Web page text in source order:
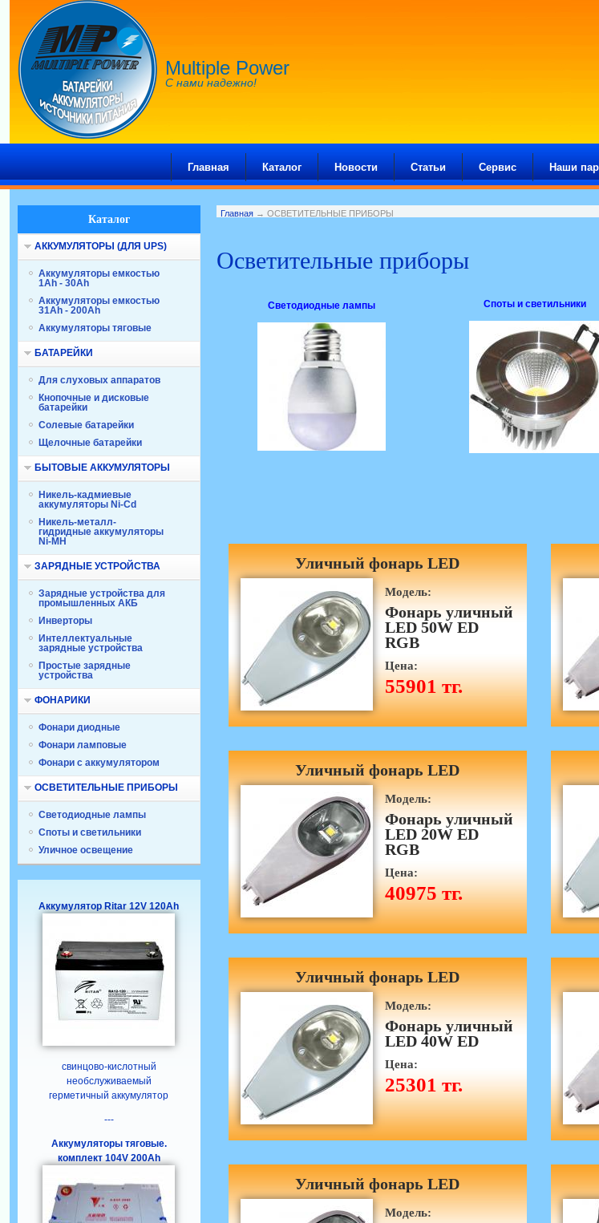
Multiple Power
С нами надежно!
Главная Каталог Новости Статьи Сервис Наши
Каталог
АККУМУЛЯТОРЫ (ДЛЯ UPS)
Аккумуляторы емкостью
1Ah - 30Ah
Аккумуляторы емкостью
31Ah - 200Ah
Аккумуляторы тяговые
БАТАРЕЙКИ
Для слуховых аппаратов
Кнопочные и дисковые
батарейки
Солевые батарейки
Щелочные батарейки
БЫТОВЫЕ АККУМУЛЯТОРЫ
Никель-кадмиевые
аккумуляторы Ni-Cd
Никель-металл-
гидридные аккумуляторы
Ni-MH
ЗАРЯДНЫЕ УСТРОЙСТВА
Зарядные устройства для
промышленных АКБ
Инверторы
Интеллектуальные
зарядные устройства
Простые зарядные
устройства
ФОНАРИКИ
Фонари диодные
Фонари ламповые
Фонари с аккумулятором
ОСВЕТИТЕЛЬНЫЕ ПРИБОРЫ
Светодиодные лампы
Споты и светильники
Уличное освещение
Аккумулятор Ritar 12V 120Ah
свинцово-кислотный
необслуживаемый
герметичный аккумулятор
---
Аккумуляторы тяговые.
комплект 104V 200Ah
Главная→ ОСВЕТИТЕЛЬНЫЕ ПРИБОРЫ
Осветительные приборы
Светодиодные лампы Cпоты и светильники
Уличный фонарь LED
Модель:
Фонарь уличный
LED 50W ED
RGB
Цена:
55901 тг.
Уличный фонарь LED
Модель:
Фонарь уличный
LED 20W ED
RGB
Цена:
40975 тг.
Уличный фонарь LED
Модель:
Фонарь уличный
LED 40W ED
Цена:
25301 тг.
Уличный фонарь LED
Модель: